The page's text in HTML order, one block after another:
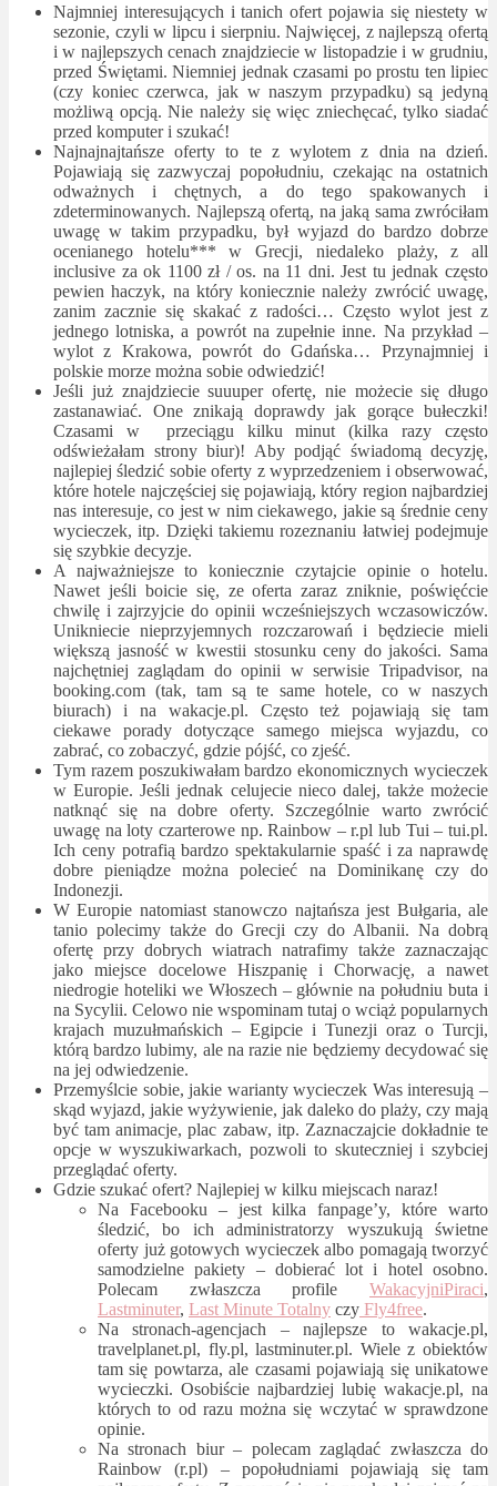
Najmniej interesujących i tanich ofert pojawia się niestety w
sezonie, czyli w lipcu i sierpniu. Najwięcej, z najlepszą ofertą
i w najlepszych cenach znajdziecie w listopadzie i w grudniu,
przed Świętami. Niemniej jednak czasami po prostu ten lipiec
(czy koniec czerwca, jak w naszym przypadku) są jedyną
możliwą opcją. Nie należy się więc zniechęcać, tylko siadać
przed komputer i szukać!
Najnajnajtańsze oferty to te z wylotem z dnia na dzień.
Pojawiają się zazwyczaj popołudniu, czekając na ostatnich
odważnych i chętnych, a do tego spakowanych i
zdeterminowanych. Najlepszą ofertą, na jaką sama zwróciłam
uwagę w takim przypadku, był wyjazd do bardzo dobrze
ocenianego hotelu*** w Grecji, niedaleko plaży, z all
inclusive za ok 1100 zł / os. na 11 dni. Jest tu jednak często
pewien haczyk, na który koniecznie należy zwrócić uwagę,
zanim zacznie się skakać z radości… Często wylot jest z
jednego lotniska, a powrót na zupełnie inne. Na przykład –
wylot z Krakowa, powrót do Gdańska… Przynajmniej i
polskie morze można sobie odwiedzić!
Jeśli już znajdziecie suuuper ofertę, nie możecie się długo
zastanawiać. One znikają doprawdy jak gorące bułeczki!
Czasami w przeciągu kilku minut (kilka razy często
odświeżałam strony biur)! Aby podjąć świadomą decyzję,
najlepiej śledzić sobie oferty z wyprzedzeniem i obserwować,
które hotele najczęściej się pojawiają, który region najbardziej
nas interesuje, co jest w nim ciekawego, jakie są średnie ceny
wycieczek, itp. Dzięki takiemu rozeznaniu łatwiej podejmuje
się szybkie decyzje.
A najważniejsze to koniecznie czytajcie opinie o hotelu.
Nawet jeśli boicie się, ze oferta zaraz zniknie, poświęćcie
chwilę i zajrzyjcie do opinii wcześniejszych wczasowiczów.
Unikniecie nieprzyjemnych rozczarowań i będziecie mieli
większą jasność w kwestii stosunku ceny do jakości. Sama
najchętniej zaglądam do opinii w serwisie Tripadvisor, na
booking.com (tak, tam są te same hotele, co w naszych
biurach) i na wakacje.pl. Często też pojawiają się tam
ciekawe porady dotyczące samego miejsca wyjazdu, co
zabrać, co zobaczyć, gdzie pójść, co zjeść.
Tym razem poszukiwałam bardzo ekonomicznych wycieczek
w Europie. Jeśli jednak celujecie nieco dalej, także możecie
natknąć się na dobre oferty. Szczególnie warto zwrócić
uwagę na loty czarterowe np. Rainbow – r.pl lub Tui – tui.pl.
Ich ceny potrafią bardzo spektakularnie spaść i za naprawdę
dobre pieniądze można polecieć na Dominikanę czy do
Indonezji.
W Europie natomiast stanowczo najtańsza jest Bułgaria, ale
tanio polecimy także do Grecji czy do Albanii. Na dobrą
ofertę przy dobrych wiatrach natrafimy także zaznaczając
jako miejsce docelowe Hiszpanię i Chorwację, a nawet
niedrogie hoteliki we Włoszech – głównie na południu buta i
na Sycylii. Celowo nie wspominam tutaj o wciąż popularnych
krajach muzułmańskich – Egipcie i Tunezji oraz o Turcji,
którą bardzo lubimy, ale na razie nie będziemy decydować się
na jej odwiedzenie.
Przemyślcie sobie, jakie warianty wycieczek Was interesują –
skąd wyjazd, jakie wyżywienie, jak daleko do plaży, czy mają
być tam animacje, plac zabaw, itp. Zaznaczajcie dokładnie te
opcje w wyszukiwarkach, pozwoli to skuteczniej i szybciej
przeglądać oferty.
Gdzie szukać ofert? Najlepiej w kilku miejscach naraz!
Na Facebooku – jest kilka fanpage’y, które warto
śledzić, bo ich administratorzy wyszukują świetne
oferty już gotowych wycieczek albo pomagają tworzyć
samodzielne pakiety – dobierać lot i hotel osobno.
Polecam zwłaszcza profile WakacyjniPiraci,
Lastminuter, Last Minute Totalny czy Fly4free.
Na stronach-agencjach – najlepsze to wakacje.pl,
travelplanet.pl, fly.pl, lastminuter.pl. Wiele z obiektów
tam się powtarza, ale czasami pojawiają się unikatowe
wycieczki. Osobiście najbardziej lubię wakacje.pl, na
których to od razu można się wczytać w sprawdzone
opinie.
Na stronach biur – polecam zaglądać zwłaszcza do
Rainbow (r.pl) – popołudniami pojawiają się tam